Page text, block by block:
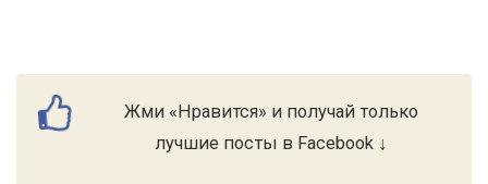
Жми «Нравится» и получай только
лучшие посты в Facebook ↓